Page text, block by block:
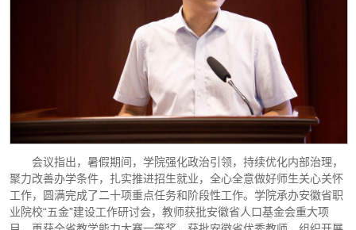
会议指出，暑假期间，学院强化政治引领，持续优化内部治理，
聚力改善办学条件，扎实推进招生就业，全心全意做好师生关心关怀
工作，圆满完成了二十项重点任务和阶段性工作。学院承办安徽省职
业院校“五金”建设工作研讨会，教师获批安徽省人口基金会重大项